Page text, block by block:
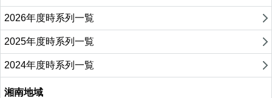
2026年度時系列一覧
2025年度時系列一覧
2024年度時系列一覧
湘南地域